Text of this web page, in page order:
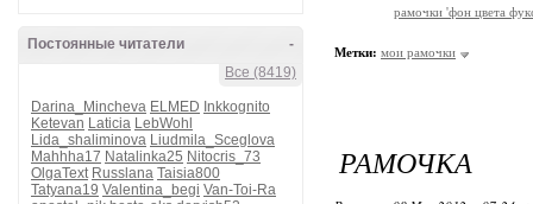
-
Постоянные читатели
Все (8419)
Darina_Mincheva ELMED Inkkognito
Ketevan Laticia LebWohl
Lida_shaliminova Liudmila_Sceglova
Mahhha17 Natalinka25 Nitocris_73
OlgaText Russlana Taisia800
Tatyana19 Valentina_begi Van-Toi-Ra
рамочки 'фон цвета
Метки: мои рамочки
РАМОЧКА